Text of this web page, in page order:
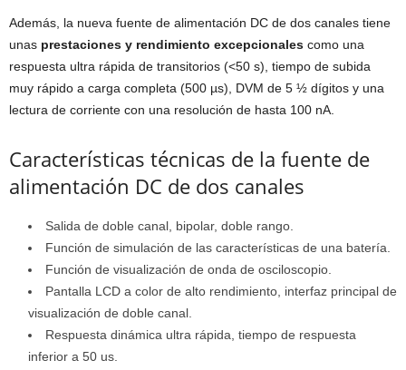
Además, la nueva fuente de alimentación DC de dos canales tiene
unas prestaciones y rendimiento excepcionales como una
respuesta ultra rápida de transitorios (<50 s), tiempo de subida
muy rápido a carga completa (500 µs), DVM de 5 ½ dígitos y una
lectura de corriente con una resolución de hasta 100 nA.
Características técnicas de la fuente de
alimentación DC de dos canales
Salida de doble canal, bipolar, doble rango.
Función de simulación de las características de una batería.
Función de visualización de onda de osciloscopio.
Pantalla LCD a color de alto rendimiento, interfaz principal de
visualización de doble canal.
Respuesta dinámica ultra rápida, tiempo de respuesta
inferior a 50 us.